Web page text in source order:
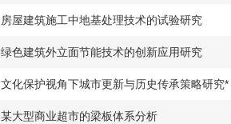
​房屋建筑施工中地基处理技术的试验研究
​绿色建筑外立面节能技术的创新应用研究
​文化保护视角下城市更新与历史传承策略研究*
​某大型商业超市的梁板体系分析